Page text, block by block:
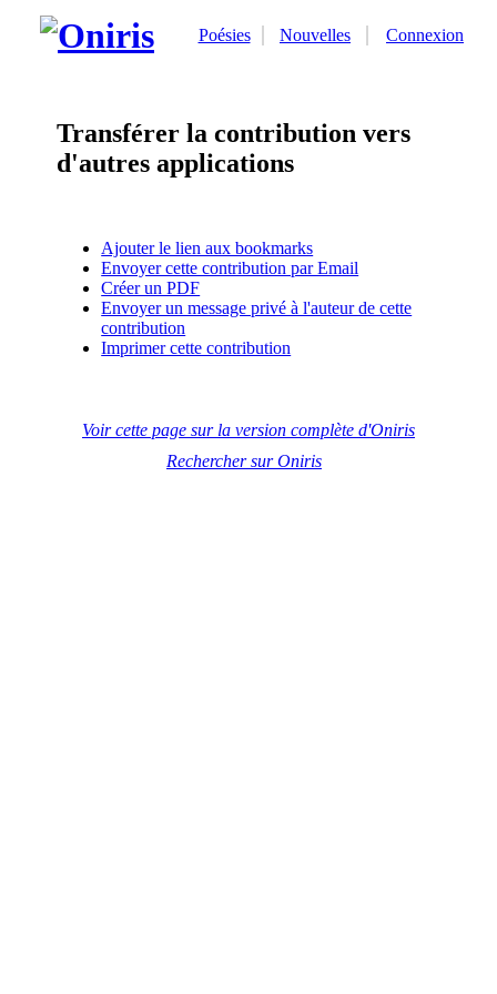
Poésies Nouvelles Connexion
Transférer la contribution vers
d'autres applications
Ajouter le lien aux bookmarks
Envoyer cette contribution par Email
Créer un PDF
Envoyer un message privé à l'auteur de cette
contribution
Imprimer cette contribution
Voir cette page sur la version complète d'Oniris
Rechercher sur Oniris